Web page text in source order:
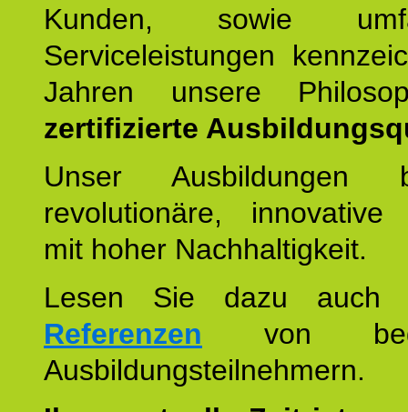
Kunden, sowie
Serviceleistungen
Jahren unsere
zertifizierte
Unser Ausbildungen
revolutionäre, innovative
mit hoher Nachhaltigkeit.
Lesen Sie dazu
Referenzen von
Ausbildungsteilnehmern.